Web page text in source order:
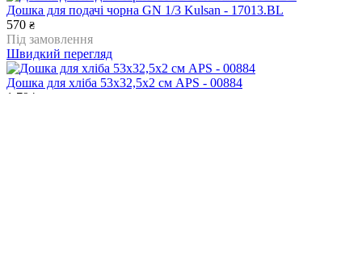
Дошка для подачі чорна GN 1/3 Kulsan - 17013.BL
570 ₴
Під замовлення
Швидкий перегляд
Дошка для хліба 53х32,5х2 см APS - 00884
1 794